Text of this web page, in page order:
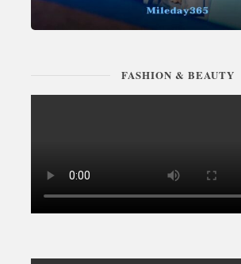
FASHION & BEAUTY